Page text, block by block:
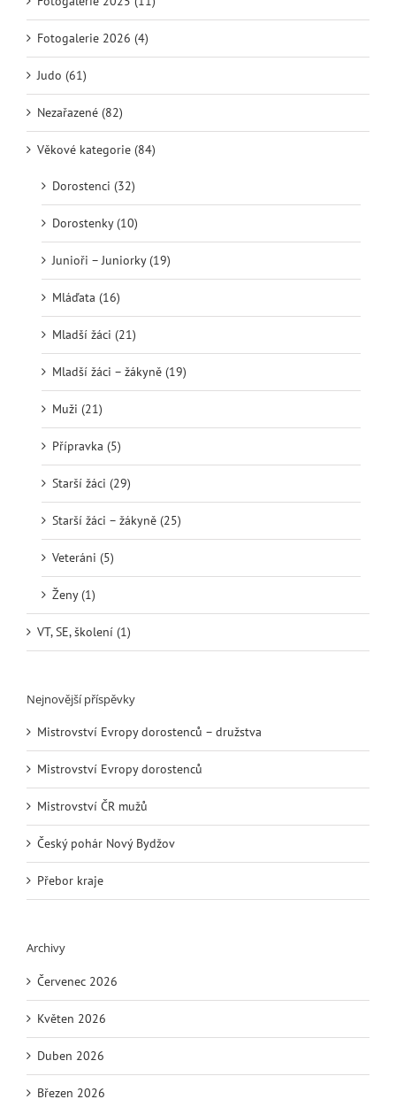
Fotogalerie 2026 (4)
Judo (61)
Nezařazené (82)
Věkové kategorie (84)
Dorostenci (32)
Dorostenky (10)
Junioři – Juniorky (19)
Mláďata (16)
Mladší žáci (21)
Mladší žáci – žákyně (19)
Muži (21)
Přípravka (5)
Starší žáci (29)
Starší žáci – žákyně (25)
Veteráni (5)
Ženy (1)
VT, SE, školení (1)
Nejnovější příspěvky
Mistrovství Evropy dorostenců – družstva
Mistrovství Evropy dorostenců
Mistrovství ČR mužů
Český pohár Nový Bydžov
Přebor kraje
Archivy
Červenec 2026
Květen 2026
Duben 2026
Březen 2026